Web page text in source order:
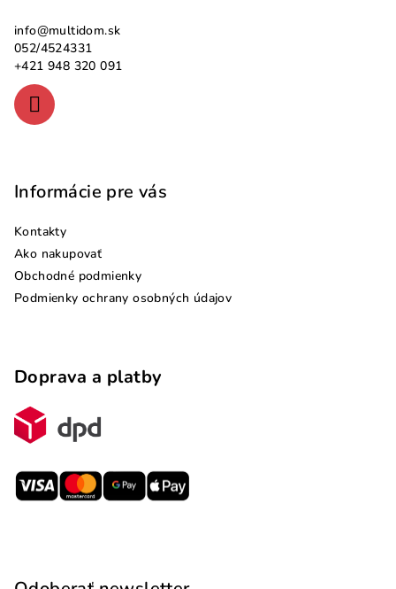
info@multidom.sk
052/4524331
+421 948 320 091
Informácie pre vás
Kontakty
Ako nakupovať
Obchodné podmienky
Podmienky ochrany osobných údajov
Doprava a platby